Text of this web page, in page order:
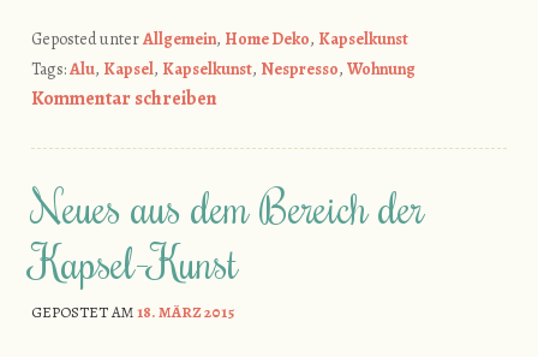
Geposted unterAllgemein, Home Deko, Kapselkunst
Tags:Alu, Kapsel, Kapselkunst, Nespresso, Wohnung
Kommentar schreiben
Neues aus dem Bereich der
Kapsel-Kunst
GEPOSTET AM18. MÄRZ 2015